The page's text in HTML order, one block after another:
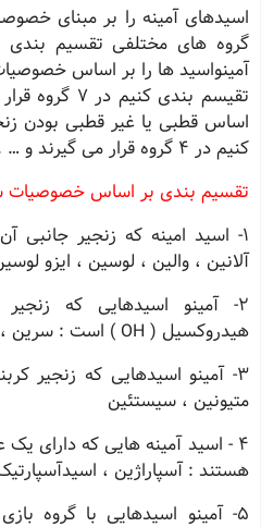
اسیدهای آمینه را بر مبنای
گروه های مختلفی تقسیم بندی
آمینواسید ها را بر اساس
تقیسم بندی
اساس قطبی یا غیر قطبی بودن
کنیم در 4 گروه قرار می گیرند و … . .
تقسیم بندی بر اساس خصوصیات
1- اسید امینه که زنجیر
آلانین ، والین ، لوسین ، ایزو
2- آمینو اسیدهایی که
هیدروکسیل ( OH ) است : سرین ، ترئونین ، تیروزین
3- آمینو اسیدهایی که زنجیر
متیونین ، سیستئین
4 - اسید آمینه هایی که دارای
هستند : آسپاراژین ،
5- آمینو اسیدهایی با گروه